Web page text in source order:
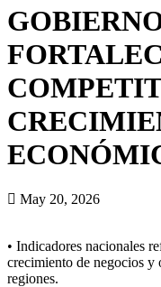
May 20, 2026
• Indicadores nacionales
crecimiento de negocios y
regiones.